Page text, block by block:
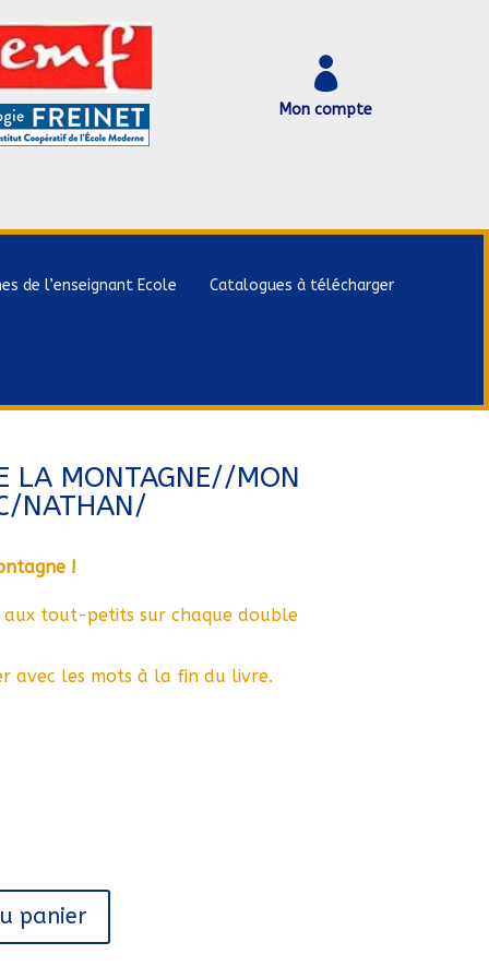

Mon compte
de l’enseignant Ecole Catalogues à télécharger
LA MONTAGNE//MON
NATHAN/
!
aux tout-petits sur chaque double
avec les mots à la fin du livre.
panier